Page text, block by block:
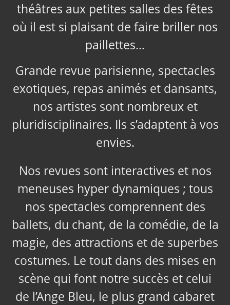
théâtres aux petites salles des fêtes
où il est si plaisant de faire briller nos
paillettes…
Grande revue parisienne, spectacles
exotiques, repas animés et dansants,
nos artistes sont nombreux et
pluridisciplinaires. Ils s’adaptent à vos
envies.
Nos revues sont interactives et nos
meneuses hyper dynamiques ; tous
nos spectacles comprennent des
ballets, du chant, de la comédie, de la
magie, des attractions et de superbes
costumes. Le tout dans des mises en
scène qui font notre succès et celui
de l’Ange Bleu, le plus grand cabaret